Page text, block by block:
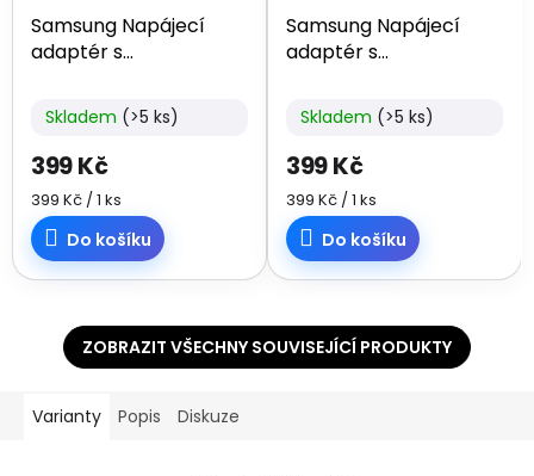
Samsung Napájecí
adaptér s
(25W), bez kabelu v
balení, Black, USB-C
Skladem (>5 ks)
399 Kč
Měrná
cena:
399 Kč / 1 ks
Do košíku
Samsung Napájecí
adaptér s
(25W), bez kabelu v
balení, White, USB-C
Skladem (>5 ks)
399 Kč
Měrná
cena:
399 Kč / 1 ks
Do košíku
ZOBRAZIT VŠECHNY SOUVISEJÍCÍ PRODUKTY
Varianty Popis Diskuze